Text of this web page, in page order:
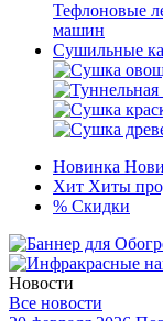
Тефлоновые
машин
Сушильные
Новинка
Хит Хиты
% Скидки
Новости
Все новости